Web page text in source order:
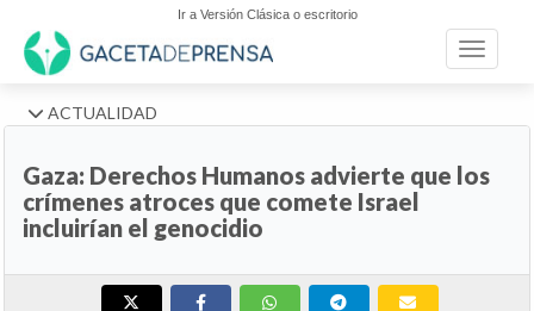
Ir a Versión Clásica o escritorio
Toggle
ACTUALIDAD
Gaza: Derechos Humanos advierte que los
crímenes atroces que comete Israel
incluirían el genocidio